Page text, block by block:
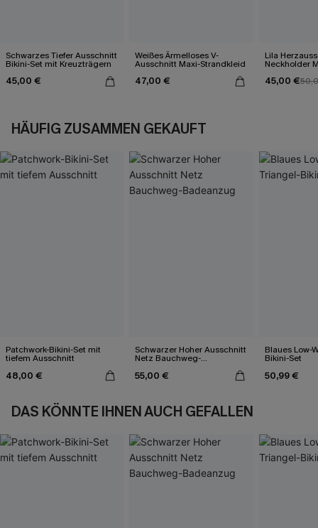
Schwarzes Tiefer Ausschnitt
Bikini-Set mit Kreuzträgern
45,00 €
Weißes Ärmelloses V-
Ausschnitt Maxi-Strandkleid
47,00 €
Lila
Neckholder
45,00 €
HÄUFIG ZUSAMMEN GEKAUFT
Patchwork-Bikini-Set mit
tiefem Ausschnitt
48,00 €
Schwarzer Hoher Ausschnitt
Netz Bauchweg-
55,00 €
Blaues Low-
Bikini-Set
50,99 €
DAS KÖNNTE IHNEN AUCH GEFALLEN